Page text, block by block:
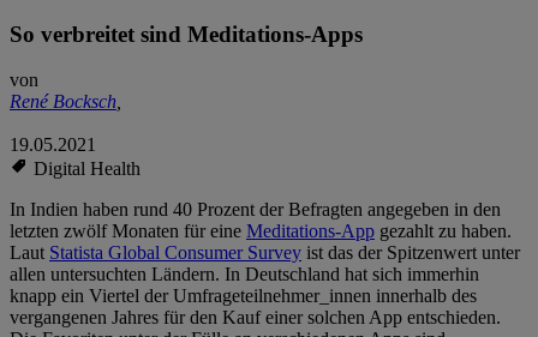
So verbreitet sind Meditations-Apps
von
René Bocksch,
19.05.2021
Digital Health
In Indien haben rund 40 Prozent der Befragten angegeben in den
letzten zwölf Monaten für eine Meditations-App gezahlt zu haben.
Laut Statista Global Consumer Survey ist das der Spitzenwert unter
allen untersuchten Ländern. In Deutschland hat sich immerhin
knapp ein Viertel der Umfrageteilnehmer_innen innerhalb des
vergangenen Jahres für den Kauf einer solchen App entschieden.